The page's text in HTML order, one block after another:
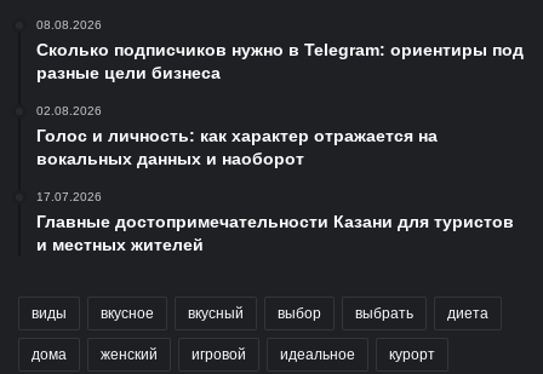
08.08.2026
Сколько подписчиков нужно в Telegram: ориентиры под
разные цели бизнеса
02.08.2026
Голос и личность: как характер отражается на
вокальных данных и наоборот
17.07.2026
Главные достопримечательности Казани для туристов
и местных жителей
виды вкусное вкусный выбор выбрать диета
дома женский игровой идеальное курорт